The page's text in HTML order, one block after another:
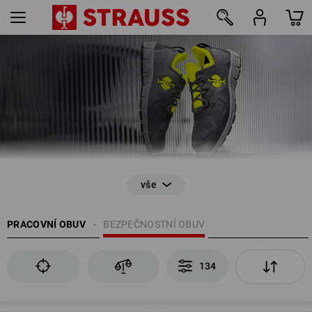
PRACOVNÍ OBUV BEZPEČNOSTNÍ OBUV
134
134